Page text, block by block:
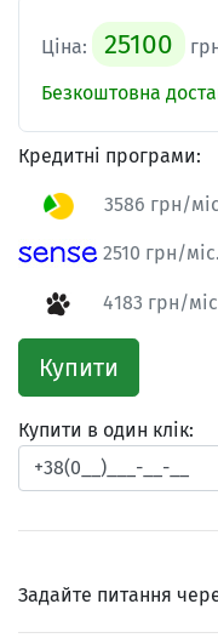
Ціна: 25100
Безкоштовна
Кредитні програми:
3586 грн/
2510 грн/
4183 грн/
Купити
Купити в один клік:
Задайте питання